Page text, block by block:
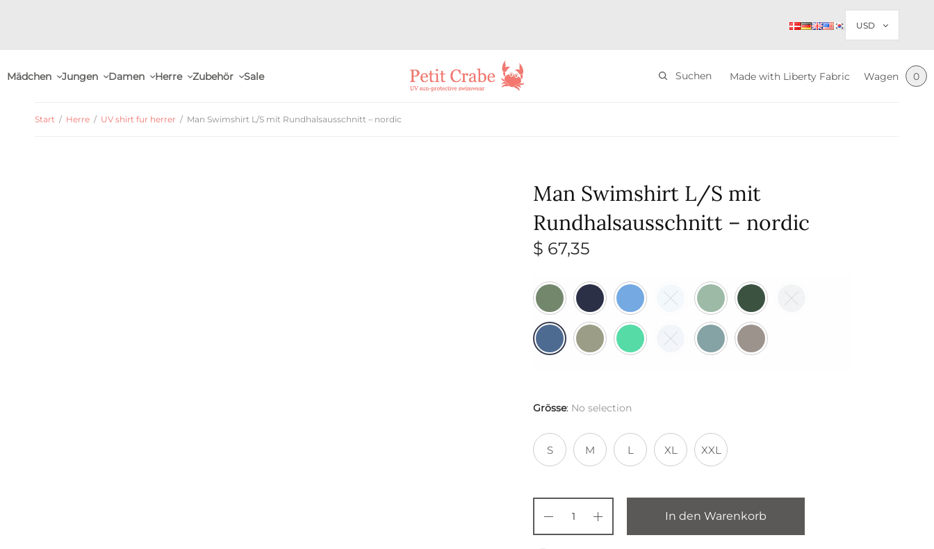
Mädchen Jungen Damen Herre Zubehör Sale Suchen Made with Liberty Fabric Wagen 0
Start / Herre / UV shirt fur herrer / Man Swimshirt L/S mit Rundhalsausschnitt – nordic
Man Swimshirt L/S mit
Rundhalsausschnitt – nordic
$ 67,35
Grösse: No selection
S M L XL XXL
In den Warenkorb